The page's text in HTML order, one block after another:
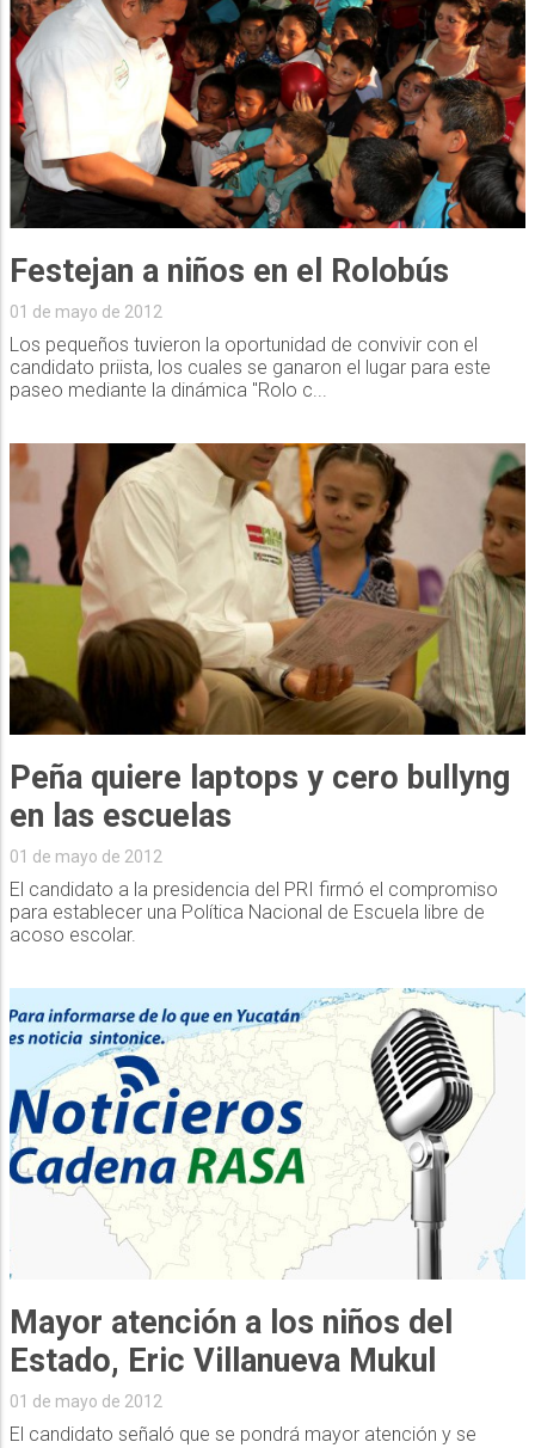
Festejan a niños en el Rolobús
01 de mayo de 2012
Los pequeños tuvieron la oportunidad de convivir con el
candidato priista, los cuales se ganaron el lugar para este
paseo mediante la dinámica "Rolo c...
Peña quiere laptops y cero bullyng
en las escuelas
01 de mayo de 2012
El candidato a la presidencia del PRI firmó el compromiso
para establecer una Política Nacional de Escuela libre de
acoso escolar.
Mayor atención a los niños del
Estado, Eric Villanueva Mukul
01 de mayo de 2012
El candidato señaló que se pondrá mayor atención y se